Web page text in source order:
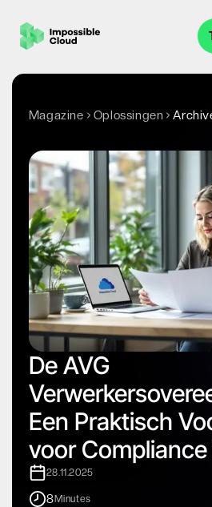
Magazine Oplossingen
De AVG
Een Praktisch
voor
28.11.2025
8Minutes